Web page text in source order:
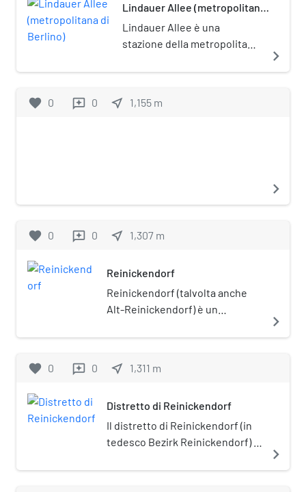
Lindauer Allee (metropolitana
Lindauer Allee è una
stazione della metropolitana
navigate_next
favorite 0 reviews 0 near_me 1,155 m
navigate_next
favorite 0 reviews 0 near_me 1,307 m
Reinickendorf
Reinickendorf (talvolta anche
Alt-Reinickendorf) è un
Berlino. Amministrativamente,
distretto.
navigate_next
favorite 0 reviews 0 near_me 1,311 m
Distretto di Reinickendorf
Il distretto di Reinickendorf (in
tedesco Bezirk Reinickendorf) è
Berlino.
navigate_next